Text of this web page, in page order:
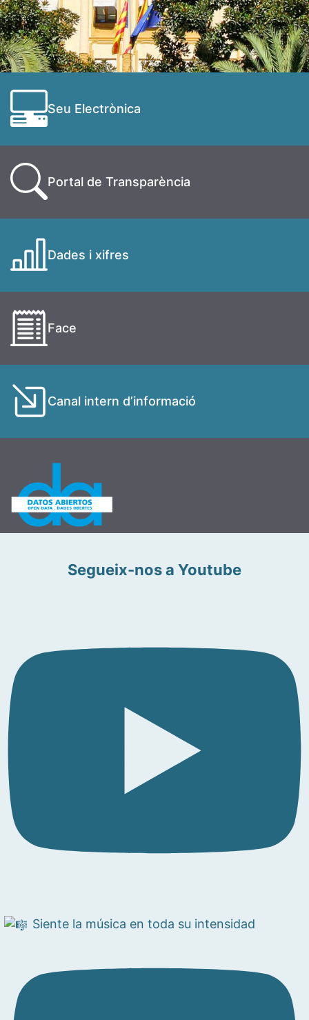
Seu Electrònica
Portal de Transparència
Dades i xifres
Face
Canal intern d’informació
Segueix-nos a Youtube
Siente la música en toda su intensidad